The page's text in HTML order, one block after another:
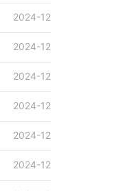
2024-12
2024-12
2024-12
2024-12
2024-12
2024-12